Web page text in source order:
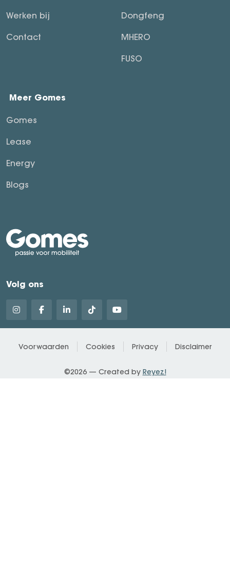
Werken bij
Contact
Dongfeng
MHERO
FUSO
Meer Gomes
Gomes
Lease
Energy
Blogs
Volg ons
Voorwaarden Cookies Privacy Disclaimer
©2026 — Created by Reyez!